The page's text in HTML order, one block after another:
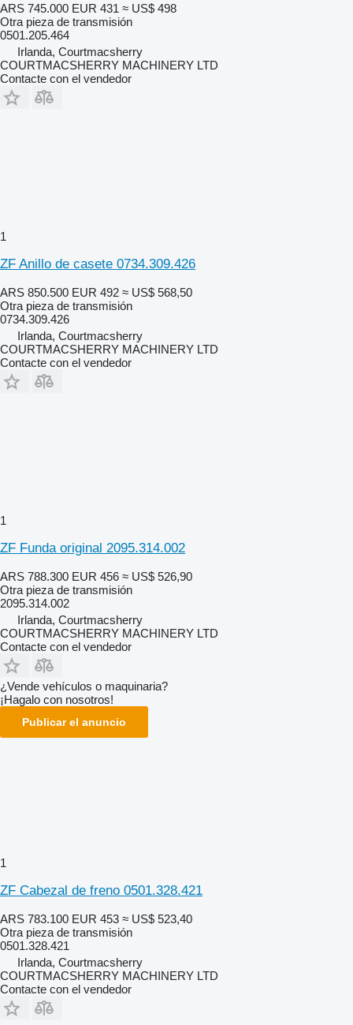
ARS 745.000 EUR 431 ≈ US$ 498
Otra pieza de transmisión
0501.205.464
Irlanda, Courtmacsherry
COURTMACSHERRY MACHINERY LTD
Contacte con el vendedor
1
ZF Anillo de casete 0734.309.426
ARS 850.500 EUR 492 ≈ US$ 568,50
Otra pieza de transmisión
0734.309.426
Irlanda, Courtmacsherry
COURTMACSHERRY MACHINERY LTD
Contacte con el vendedor
1
ZF Funda original 2095.314.002
ARS 788.300 EUR 456 ≈ US$ 526,90
Otra pieza de transmisión
2095.314.002
Irlanda, Courtmacsherry
COURTMACSHERRY MACHINERY LTD
Contacte con el vendedor
¿Vende vehículos o maquinaria?
¡Hagalo con nosotros!
Publicar el anuncio
1
ZF Cabezal de freno 0501.328.421
ARS 783.100 EUR 453 ≈ US$ 523,40
Otra pieza de transmisión
0501.328.421
Irlanda, Courtmacsherry
COURTMACSHERRY MACHINERY LTD
Contacte con el vendedor